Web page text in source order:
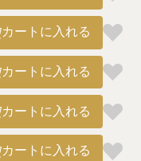
カートに入れる
カートに入れる
カートに入れる
カートに入れる